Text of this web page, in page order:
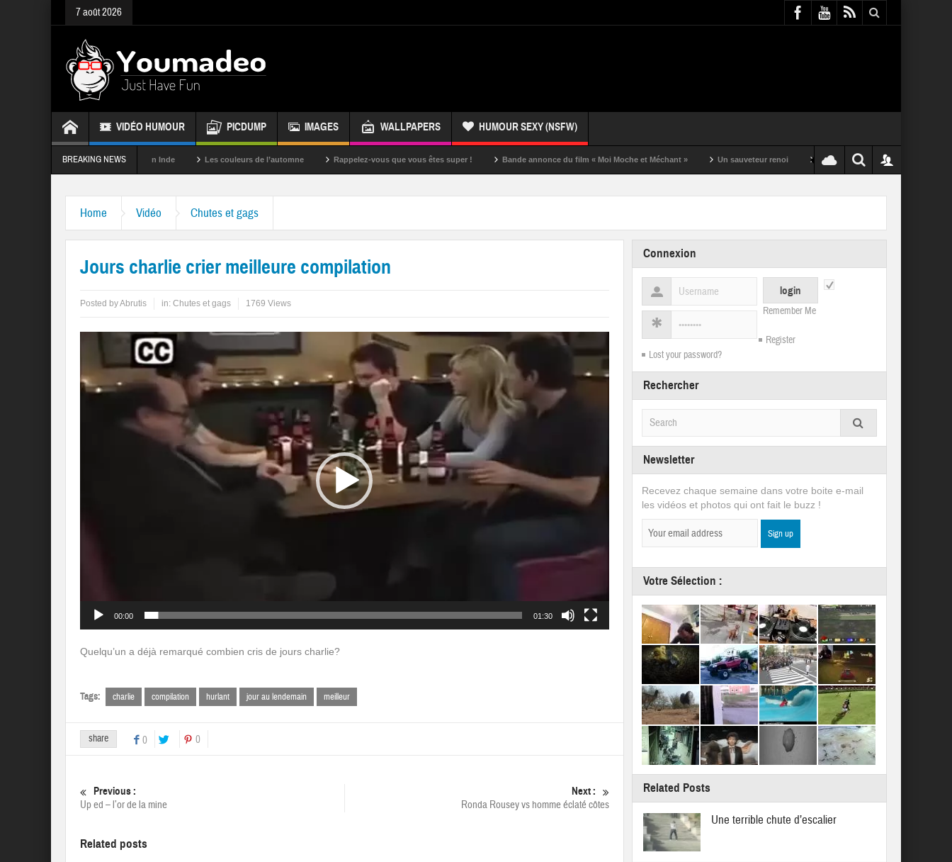
7 août 2026
VIDÉO HUMOUR PICDUMP IMAGES WALLPAPERS HUMOUR SEXY (NSFW)
BREAKING NEWS
La fête des couleurs en Inde Les couleurs de l’automne Rappelez-vous que vous êtes super ! Bande annonce du film « Moi Moche et Méchant » Un sauveteur renoi Un puching ball pas comme les autres
Home Vidéo Chutes et gags
Jours charlie crier meilleure compilation
Posted byAbrutis in: Chutes et gags 1769 Views
00:00 01:30
Quelqu’un a déjà remarqué combien cris de jours charlie?
Tags: charlie compilation hurlant jour au lendemain meilleur
share 0 0
Previous :
Up ed – l’or de la mine
Next :
Ronda Rousey vs homme éclaté côtes
Related posts
Connexion
Remember Me
Register
Lost your password?
Rechercher
Newsletter
Recevez chaque semaine dans votre boite e-mail
les vidéos et photos qui ont fait le buzz !
Votre Sélection :
Related Posts
Une terrible chute d’escalier